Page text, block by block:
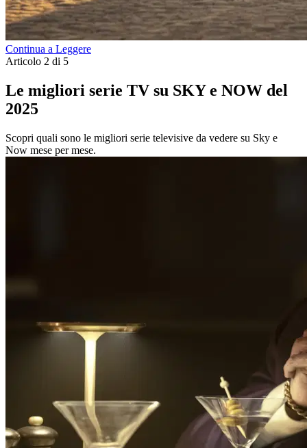
Continua a Leggere
Articolo 2 di 5
Le migliori serie TV su SKY e NOW del
2025
Scopri quali sono le migliori serie televisive da vedere su Sky e
Now mese per mese.